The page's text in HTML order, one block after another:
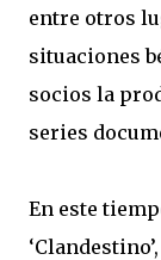
entre otros
situaciones
socios la
series
En este